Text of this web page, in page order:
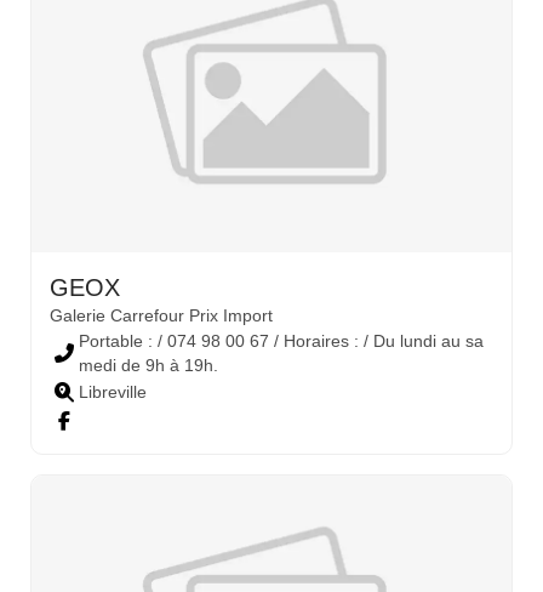
GEOX
Galerie Carrefour Prix Import
Portable : / 074 98 00 67 / Horaires : / Du lundi au sa
medi de 9h à 19h.
Libreville